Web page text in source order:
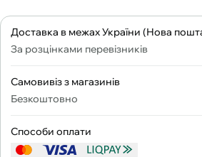
Доставка в межах України (Нова
За розцінками перевізників
Самовивіз з магазинів
Безкоштовно
Способи оплати